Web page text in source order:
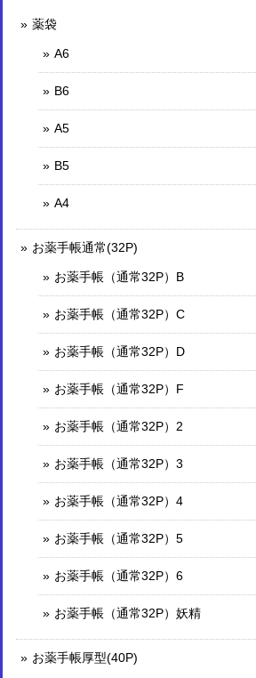
薬袋
A6
B6
A5
B5
A4
お薬手帳通常(32P)
お薬手帳（通常32P）B
お薬手帳（通常32P）C
お薬手帳（通常32P）D
お薬手帳（通常32P）F
お薬手帳（通常32P）2
お薬手帳（通常32P）3
お薬手帳（通常32P）4
お薬手帳（通常32P）5
お薬手帳（通常32P）6
お薬手帳（通常32P）妖精
お薬手帳厚型(40P)